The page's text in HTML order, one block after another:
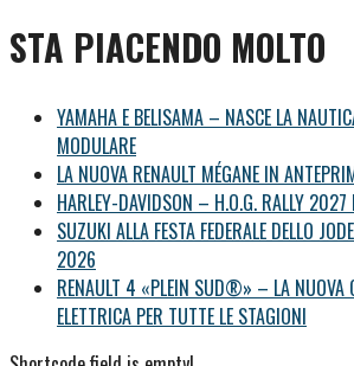
STA PIACENDO MOLTO
YAMAHA E BELISAMA – NASCE LA
MODULARE
LA NUOVA RENAULT MÉGANE IN
HARLEY-DAVIDSON – H.O.G. RALLY
SUZUKI ALLA FESTA FEDERALE DELLO
2026
RENAULT 4 «PLEIN SUD®» – LA NUOVA
ELETTRICA PER TUTTE LE STAGIONI